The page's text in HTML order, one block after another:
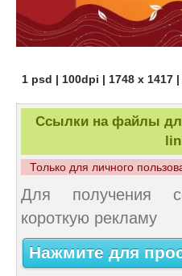
1 psd | 100dpi | 1748 x 1417
Ссылки на файлы
Только для личного
Для получения
короткую рекламу
Нажмите для